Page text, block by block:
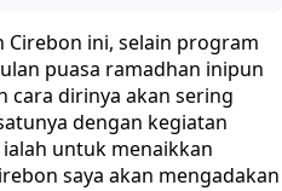
Cirebon ini, selain program
puasa ramadhan inipun
cara dirinya akan sering
dengan kegiatan
untuk menaikkan
saya akan mengadakan